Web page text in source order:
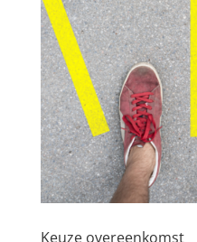
Keuze overeenkomst